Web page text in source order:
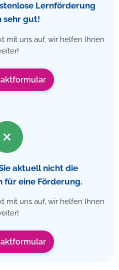
Lernförderung
sehr gut!
mit uns auf, wir helfen Ihnen
aktuell nicht die
für eine Förderung.
mit uns auf, wir helfen Ihnen